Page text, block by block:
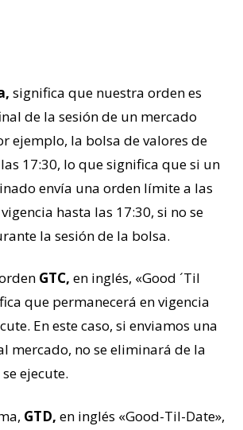
significa que nuestra orden es
de la sesión de un mercado
ejemplo, la bolsa de valores de
17:30, lo que significa que si un
envía una orden límite a las
hasta las 17:30, si no se
la sesión de la bolsa.
GTC, en inglés, «Good ´Til
que permanecerá en vigencia
En este caso, si enviamos una
mercado, no se eliminará de la
ejecute.
GTD, en inglés «Good-Til-Date»,